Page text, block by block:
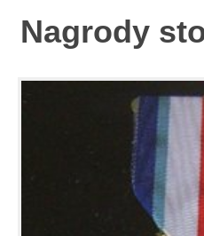
Nagrody